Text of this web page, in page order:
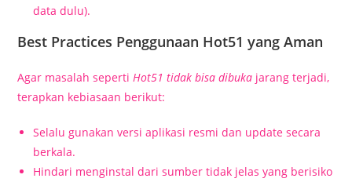
data dulu).
Best Practices Penggunaan Hot51 yang Aman
Agar masalah seperti Hot51 tidak bisa dibuka jarang terjadi,
terapkan kebiasaan berikut:
Selalu gunakan versi aplikasi resmi dan update secara
berkala.
Hindari menginstal dari sumber tidak jelas yang berisiko